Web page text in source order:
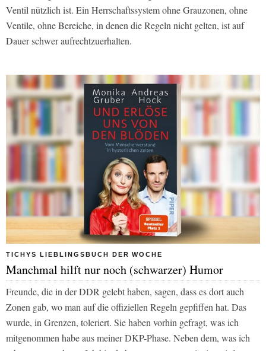
Ventil nützlich ist. Ein Herrschaftssystem ohne Grauzonen, ohne
Ventile, ohne Bereiche, in denen die Regeln nicht gelten, ist auf
Dauer schwer aufrechtzuerhalten.
TICHYS LIEBLINGSBUCH DER WOCHE
Manchmal hilft nur noch (schwarzer) Humor
Freunde, die in der DDR gelebt haben, sagen, dass es dort auch
Zonen gab, wo man auf die offiziellen Regeln gepfiffen hat. Das
wurde, in Grenzen, toleriert. Sie haben vorhin gefragt, was ich
mitgenommen habe aus meiner DKP-Phase. Neben dem, was ich